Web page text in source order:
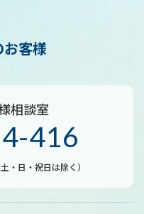
客様
相談室
416
・日・祝日は除く）